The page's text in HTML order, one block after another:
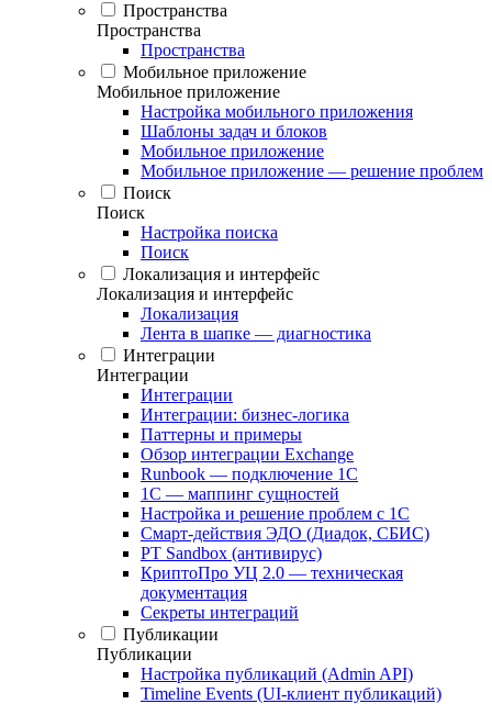
Пространства
Пространства
Пространства
Мобильное приложение
Мобильное приложение
Настройка мобильного приложения
Шаблоны задач и блоков
Мобильное приложение
Мобильное приложение — решение проблем
Поиск
Поиск
Настройка поиска
Поиск
Локализация и интерфейс
Локализация и интерфейс
Локализация
Лента в шапке — диагностика
Интеграции
Интеграции
Интеграции
Интеграции: бизнес-логика
Паттерны и примеры
Обзор интеграции Exchange
Runbook — подключение 1С
1С — маппинг сущностей
Настройка и решение проблем с 1С
Смарт-действия ЭДО (Диадок, СБИС)
PT Sandbox (антивирус)
КриптоПро УЦ 2.0 — техническая
документация
Секреты интеграций
Публикации
Публикации
Настройка публикаций (Admin API)
Timeline Events (UI-клиент публикаций)